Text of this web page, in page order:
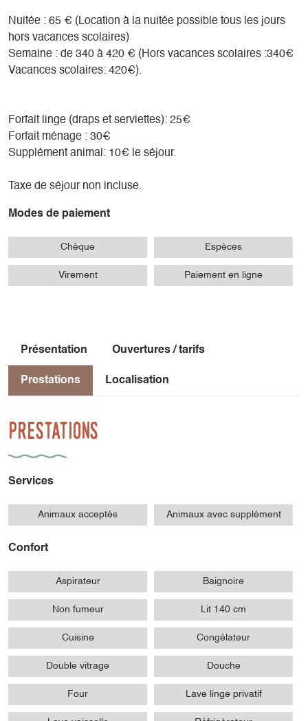
Nuitée : 65 € (Location à la nuitée possible tous les jours
hors vacances scolaires)
Semaine : de 340 à 420 € (Hors vacances scolaires :340€
Vacances scolaires: 420€).
Forfait linge (draps et serviettes): 25€
Forfait ménage : 30€
Supplément animal: 10€ le séjour.
Taxe de séjour non incluse.
Modes de paiement
Chèque Espèces
Virement Paiement en ligne
Présentation Ouvertures / tarifs
Prestations Localisation
Prestations
Services
Animaux acceptés Animaux avec supplément
Confort
Aspirateur Baignoire
Non fumeur Lit 140 cm
Cuisine Congélateur
Double vitrage Douche
Four Lave linge privatif